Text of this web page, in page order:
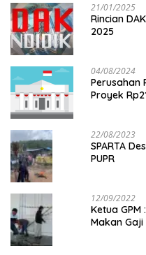
21/01/2025
Rincian
2025
04/08/2024
Perusahan
Proyek
22/08/2023
SPARTA
PUPR
12/09/2022
Ketua GPM
Makan Gaji